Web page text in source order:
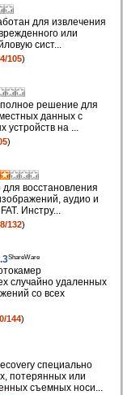
для извлечения
или
сист...
105)
решение для
данных с
устройств на ...
)
восстановления
аудио и
Инстру...
132)
ShareWare
случайно удаленных
со всех
144)
специально
потерянных или
съемных носи...